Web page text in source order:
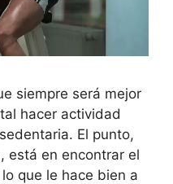
siempre será mejor
hacer actividad
El punto,
está en encontrar el
que le hace bien a